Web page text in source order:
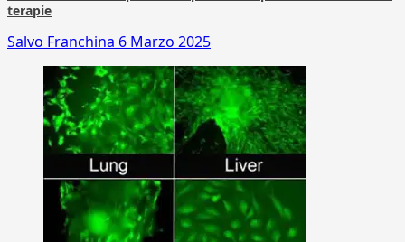
terapie
Salvo Franchina 6 Marzo 2025